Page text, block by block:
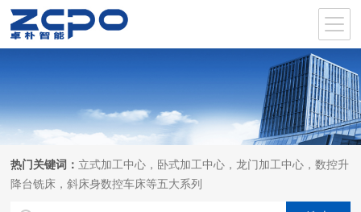
热门关键词： 立式加工中心，卧式加工中心，龙门加工中心，数控升
降台铣床，斜床身数控车床等五大系列